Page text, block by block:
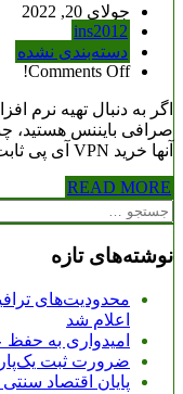
جولای 20, 2022
ins2012
دسته‌بندی نشده
Comments Off!
اگر به دنبال تهیه نرم
صرافی بایننس هستید،
آنها خرید VPN آی پی ثابت است. خرید وی…
READ MORE
جستجو
برای:
نوشته‌های تازه
محدودیت‌های
اعلام شد
امیدواری به
ضرورت ثبت
پایان اقتصاد